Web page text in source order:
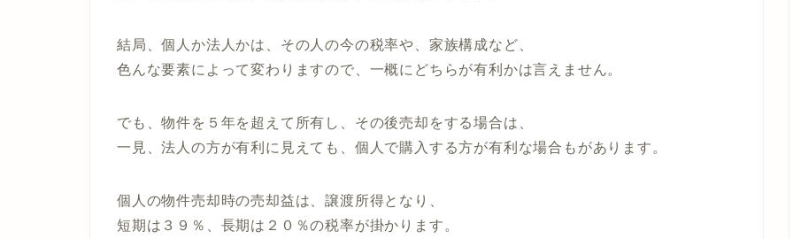
結局、個人か法人かは、その人の今の税率や、家族構成など、
色んな要素によって変わりますので、 一概にどちらが有利かは言えません。
でも、物件を５年を超えて所有し、その後売却をする場合は、
一見、法人の方が有利に見えても、 個人で購入する方が有利な場合もがあります。
個人の物件売却時の売却益は、譲渡所得となり、
短期は３９％、長期は２０％の税率が掛かります。